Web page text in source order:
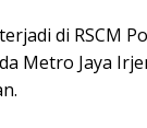
di RSCM
Metro Jaya